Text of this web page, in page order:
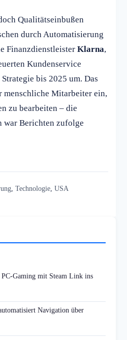
Qualitätseinbußen
durch Automatisierung
Finanzdienstleister Klarna,
Kundenservice
bis 2025 um. Das
menschliche Mitarbeiter ein,
zu bearbeiten – die
Berichten zufolge
Technologie USA
Gaming mit Steam Link ins
Navigation über